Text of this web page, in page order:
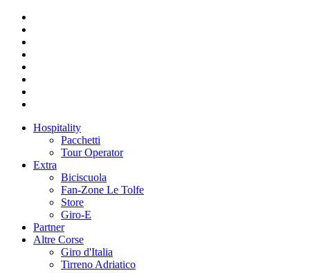
Hospitality
Pacchetti
Tour Operator
Extra
Biciscuola
Fan-Zone Le Tolfe
Store
Giro-E
Partner
Altre Corse
Giro d'Italia
Tirreno Adriatico